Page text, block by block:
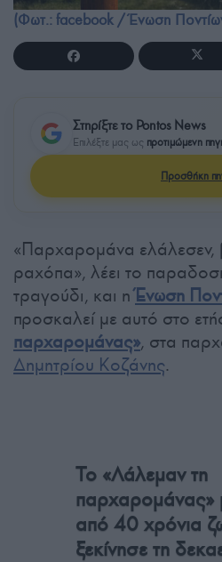
(Φωτ.: facebook / Ένωση
Στηρίξτε το Pontos News
Επιλέξτε μας ως προτιμώμενη
Προσθήκη
«Παρχαρομάνα ελάλεσεν,
ραχόπα», λέει το
τραγούδι, και ηΈνωση
προσκαλεί με αυτό στο
παρχαρομάνας», στα
Δημητρίου Κοζάνης.
Το «Λάλεμαν τη
παρχαρομάνας»
από 40 χρόνια
ξεκίνησε τη